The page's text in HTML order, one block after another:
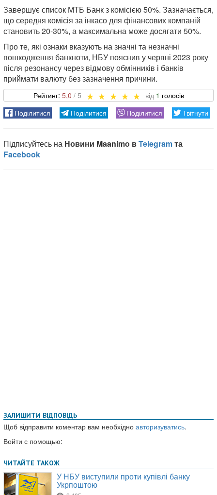
Завершує список МТБ Банк з комісією 50%. Зазначається,
що середня комісія за інкасо для фінансових компаній
становить 20-30%, а максимальна може досягати 50%.
Про те, які ознаки вказують на значні та незначні
пошкодження банкноти, НБУ пояснив у червні 2023 року
після резонансу через відмову обмінників і банків
приймати валюту без зазначення причини.
5,0 1
ЗАЛИШИТИ ВІДПОВІДЬ
Щоб відправити коментар вам необхідно авторизуватись.
Войти с помощью: